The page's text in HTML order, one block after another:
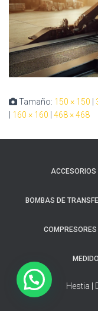
Tamaño: 150 × 150
160 × 160 468 × 468
ACCESORIOS
BOMBAS DE
COMPRESORES
Hestia |